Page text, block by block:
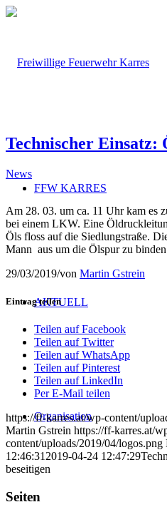
FFW KARRES
AKTUELL
Organisation
Technischer Einsatz:
News
Am 28. 03. um ca. 11 Uhr kam es
bei einem LKW. Eine
Öls floss auf die Siedlungstraße.
Mann aus um die Ölspur zu
29/03/2019/von Martin Gstrein
Eintrag teilen
Teilen auf Facebook
Teilen auf Twitter
Teilen auf WhatsApp
Teilen auf Pinterest
Teilen auf LinkedIn
Per E-Mail teilen
https://ff-karres.at/wp-content/
Martin Gstrein https://ff-karres.at/
content/uploads/2019/04/logos.png
12:46:31 2019-04-24 12:47:29
beseitigen
Seiten